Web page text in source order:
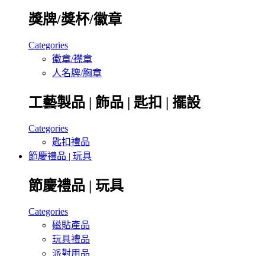
獎牌/獎杯/徽章
Categories
徽章/襟章
人名牌/胸章
工藝製品 | 飾品 | 匙扣 | 擺設
Categories
匙扣禮品
節慶禮品 | 玩具
節慶禮品 | 玩具
Categories
磁貼產品
玩具禮品
派對用品